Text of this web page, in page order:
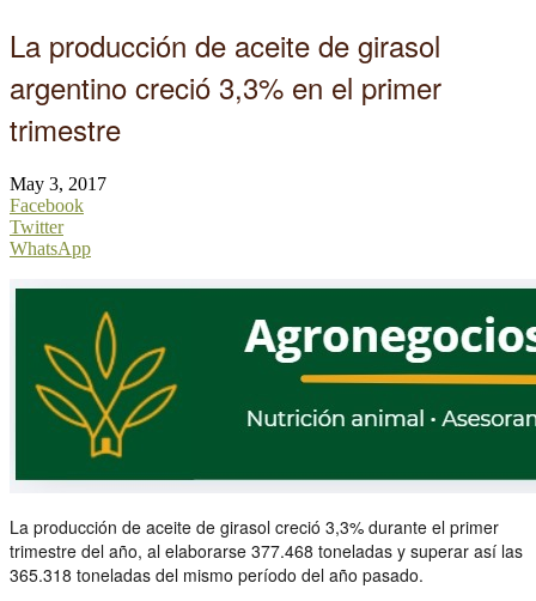
La producción de aceite de girasol
argentino creció 3,3% en el primer
trimestre
May 3, 2017
Facebook
Twitter
WhatsApp
La producción de aceite de girasol creció 3,3% durante el primer
trimestre del año, al elaborarse 377.468 toneladas y superar así las
365.318 toneladas del mismo período del año pasado.